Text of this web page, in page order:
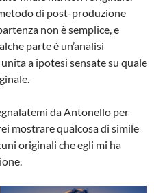
di post-produzione
non è semplice, e
parte è un’analisi
a ipotesi sensate su quale
da Antonello per
mostrare qualcosa di simile
originali che egli mi ha